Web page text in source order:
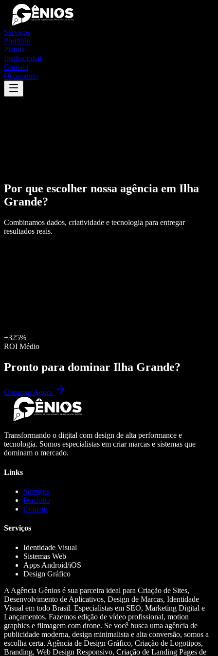
Serviços
Portfólio
Planos
Institucional
Contato
Orçamento
Por que escolher nossa agência em Ilha
Grande?
Combinamos dados, criatividade e tecnologia para entregar
resultados reais.
+325%
ROI Médio
Pronto para dominar Ilha Grande?
Começar Agora
Transformando o digital com design de alta performance e
tecnologia. Somos especialistas em criar marcas e sistemas que
dominam o mercado.
Links
Serviços
Portfólio
Contato
Serviços
Identidade Visual
Sistemas Web
Apps Android/iOS
Design Gráfico
A Agência Gênios é sua parceira ideal para Criação de Sites,
Desenvolvimento de Aplicativos, Design de Marcas, Identidade
Visual em todo Brasil. Especialistas em SEO, Marketing Digital e
Lançamentos. Fazemos edição de vídeo profissional, motion
graphics e filmagem com drone. Se você busca uma agência de
publicidade moderna, design minimalista e alta conversão, somos a
escolha certa. Agência de Design Gráfico, Criação de Logotipos,
Branding, Web Design Responsivo, Criação de Landing Pages de